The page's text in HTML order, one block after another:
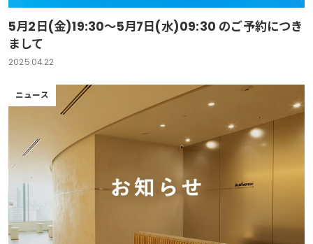
5月2日(金)19:30～5月7日(水)09:30 のご予約につき
まして
2025.04.22
ニュース